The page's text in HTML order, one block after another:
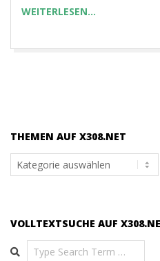
WEITERLESEN…
THEMEN AUF X308.NET
Themen
auf
VOLLTEXTSUCHE AUF
Search